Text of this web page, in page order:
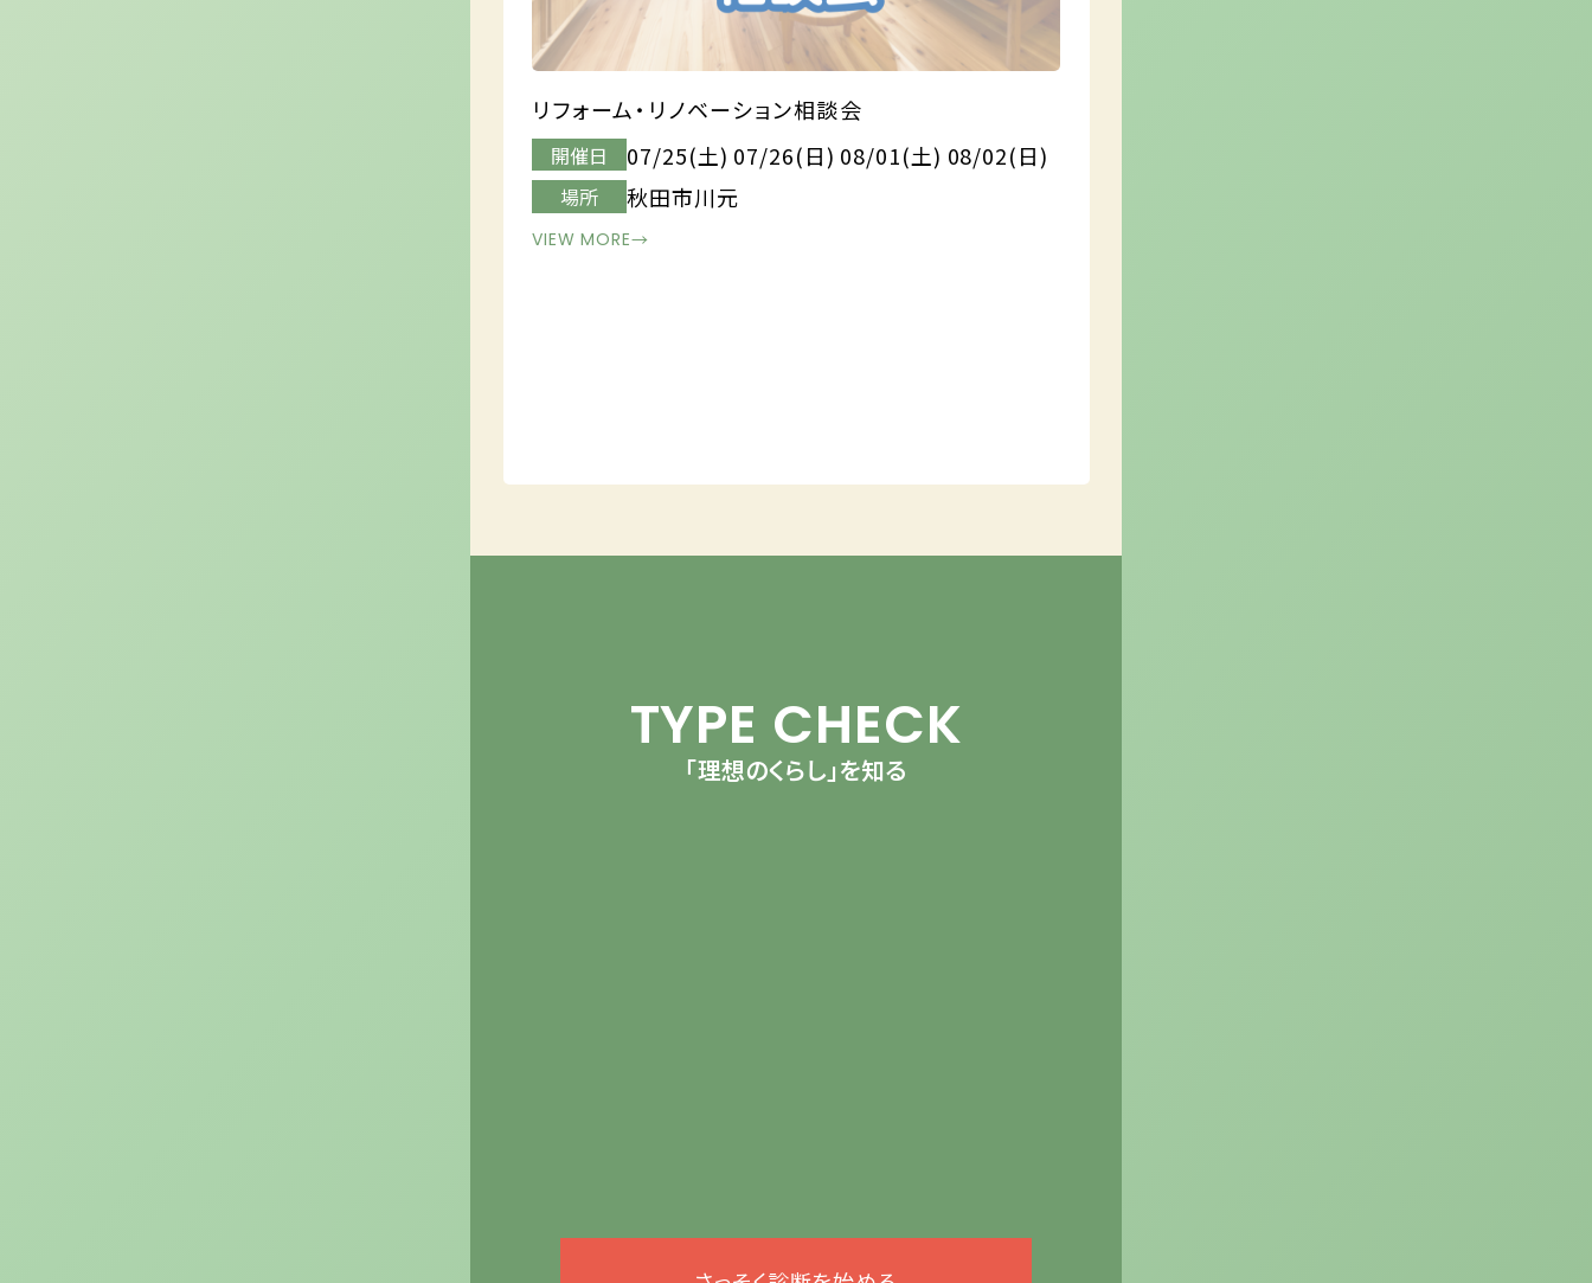
リフォーム・リノベーション相談会
開催日 07/25(土) 07/26(日) 08/01(土) 08/02(日)
場所 秋田市川元
VIEW MORE→
TYPE CHECK
「理想のくらし」を知る